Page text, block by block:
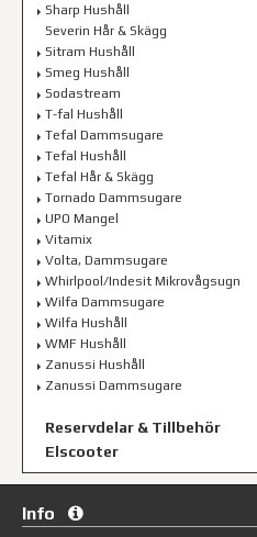
Sharp Hushåll
Severin Hår & Skägg
Sitram Hushåll
Smeg Hushåll
Sodastream
T-fal Hushåll
Tefal Dammsugare
Tefal Hushåll
Tefal Hår & Skägg
Tornado Dammsugare
UPO Mangel
Vitamix
Volta, Dammsugare
Whirlpool/Indesit Mikrovågsugn
Wilfa Dammsugare
Wilfa Hushåll
WMF Hushåll
Zanussi Hushåll
Zanussi Dammsugare
Reservdelar & Tillbehör
Elscooter
Info